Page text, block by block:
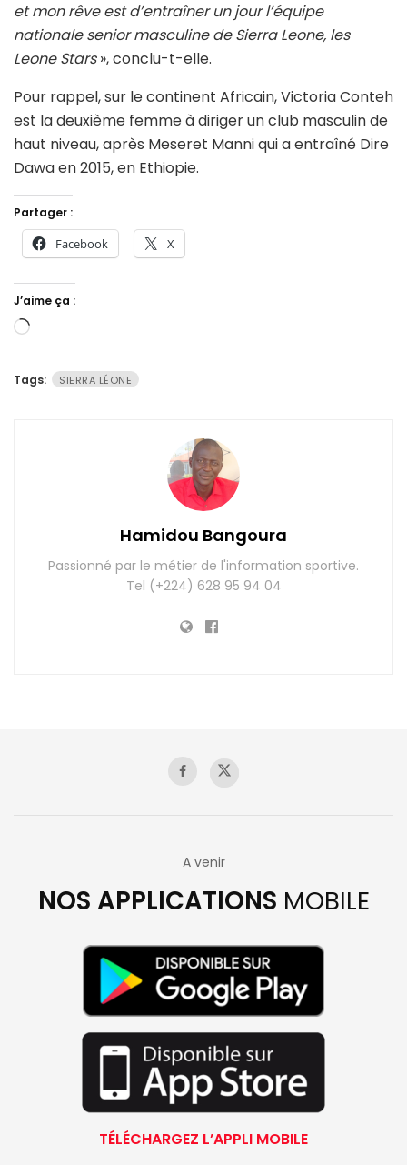
et mon rêve est d’entraîner un jour l’équipe
nationale senior masculine de Sierra Leone, les
Leone Stars», conclu-t-elle.
Pour rappel, sur le continent Africain, Victoria Conteh
est la deuxième femme à diriger un club masculin de
haut niveau, après Meseret Manni qui a entraîné Dire
Dawa en 2015, en Ethiopie.
Partager :
Facebook X
J’aime ça :
Chargement…
Tags: SIERRA LÉONE
Hamidou Bangoura
Passionné par le métier de l'information sportive.
Tel (+224) 628 95 94 04
A venir
NOS APPLICATIONS MOBILE
TÉLÉCHARGEZ L’APPLI MOBILE